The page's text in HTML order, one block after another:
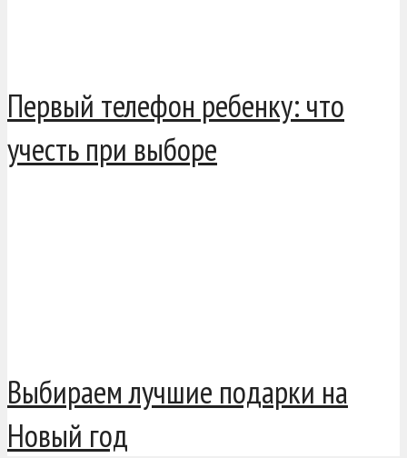
Первый телефон ребенку: что
учесть при выборе
Выбираем лучшие подарки на
Новый год